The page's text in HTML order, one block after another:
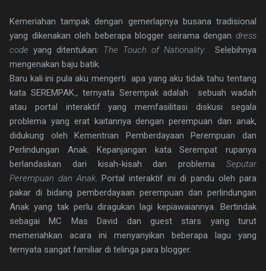
Kemeriahan tampak dengan gemerlapnya busana tradisional
yang dikenakan oleh beberapa blogger seirama dengan dress
code yang ditentukan: The Touch of Nationality. Selebihnya
mengenakan baju batik.
Baru kali ini pula aku mengerti apa yang aku tidak tahu tentang
kata SEREMPAK., ternyata Serempak adalah sebuah wadah
atau portal interaktif yang memfasilitasi diskusi segala
problema yang erat kaitannya dengan perempuan dan anak,
didukung oleh Kementrian Pemberdayaan Perempuan dan
Perlindungan Anak. Kepanjangan kata Serempat rupanya
berlandaskan dari kisah-kisah dan problema Seputar
Perempuan dan Anak . Portal interaktif ini di pandu oleh para
pakar di bidang pemberdayaan perempuan dan perlindungan
Anak yang tak perlu diragukan lagi kepiawaiannya. Bertindak
sebagai MC Mas David dan guest stars yang turut
memeriahkan acara ini menyanyikan beberapa lagu yang
ternyata sangat familiar di telinga para blogger.